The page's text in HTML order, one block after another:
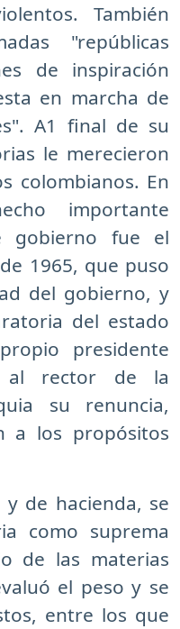
También
"repúblicas
de inspiración
en marcha de
A1 final de su
le merecieron
colombianos. En
importante
gobierno fue el
1965, que puso
del gobierno, y
del estado
presidente
al rector de la
su renuncia,
a los propósitos
de hacienda, se
como suprema
de las materias
el peso y se
entre los que